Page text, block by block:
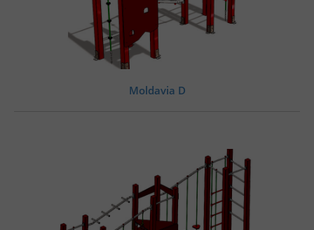
Moldavia D